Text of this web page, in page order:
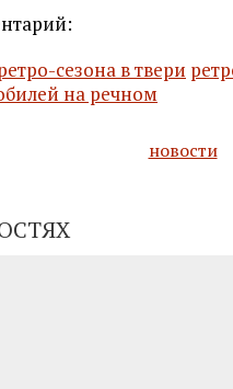
сезона в твери
на речном
новости